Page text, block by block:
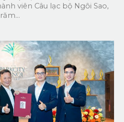
viên Câu lạc bộ Ngôi Sao,